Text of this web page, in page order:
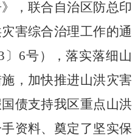
，联合自治区防总印
害综合治理工作的通
〕 6号），落实落细山
，加快推进山洪灾害
国债支持我区重点山洪
资料、 奠定了坚实保